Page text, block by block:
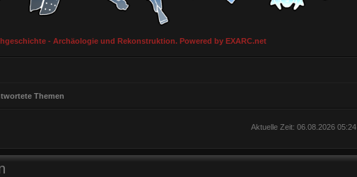
- Archäologie und Rekonstruktion. Powered by EXARC.net
Themen
Aktuelle Zeit: 06.08.2026 05:24